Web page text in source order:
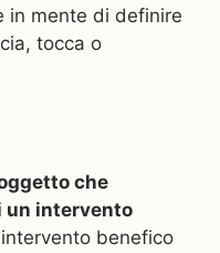
in mente di definire
tocca o
che
un intervento
benefico